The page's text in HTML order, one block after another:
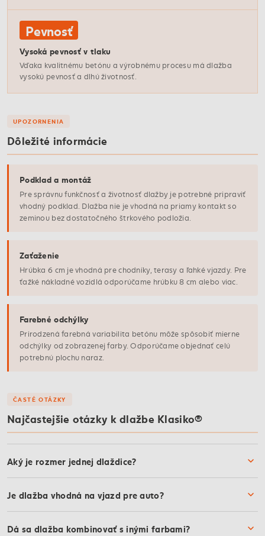
Pevnosť
Vysoká pevnosť v tlaku
Vďaka kvalitnému betónu a výrobnému procesu má dlažba
vysokú pevnosť a dlhú životnosť.
UPOZORNENIA
Dôležité informácie
Podklad a montáž
Pre správnu funkčnosť a životnosť dlažby je potrebné pripraviť
vhodný podklad. Dlažba nie je vhodná na priamy kontakt so
zeminou bez dostatočného štrkového podložia.
Zaťaženie
Hrúbka 6 cm je vhodná pre chodníky, terasy a ľahké vjazdy. Pre
ťažké nákladné vozidlá odporúčame hrúbku 8 cm alebo viac.
Farebné odchýlky
Prirodzená farebná variabilita betónu môže spôsobiť mierne
odchýlky od zobrazenej farby. Odporúčame objednať celú
potrebnú plochu naraz.
ČASTÉ OTÁZKY
Najčastejšie otázky k dlažbe Klasiko®
Aký je rozmer jednej dlaždice?
Je dlažba vhodná na vjazd pre auto?
Dá sa dlažba kombinovať s inými farbami?